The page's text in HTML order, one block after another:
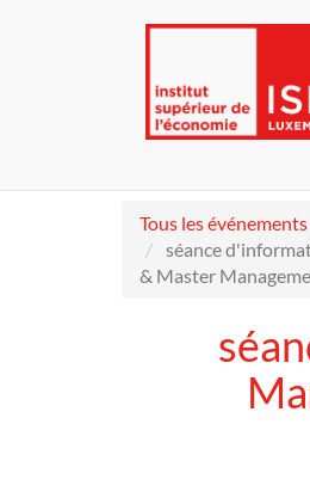
Tous les événements
séance
& Master